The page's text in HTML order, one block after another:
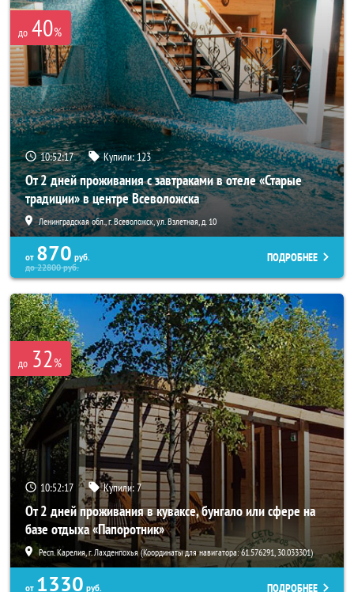
до 40%
10:52:16 Купили:123
От 2 дней проживания с завтраками в отеле «Старые
традиции» в центре Всеволожска
Ленинградская обл., г. Всеволожск, ул. Взлетная, д. 10
от 870 руб.
до22800руб.
ПОДРОБНЕЕ
до 32%
10:52:16 Купили:7
От 2 дней проживания в куваксе, бунгало или сфере на
базе отдыха «Папоротник»
Респ. Карелия, г. Лахденпохья (Координаты для навигатора: 61.576291, 30.033301)
от 1330 руб.
ПОДРОБНЕЕ